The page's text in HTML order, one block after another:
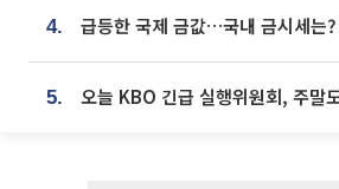
4. 급등한 국제 금값…국내 금시세는?
5. 오늘 KBO 긴급 실행위원회, 주말